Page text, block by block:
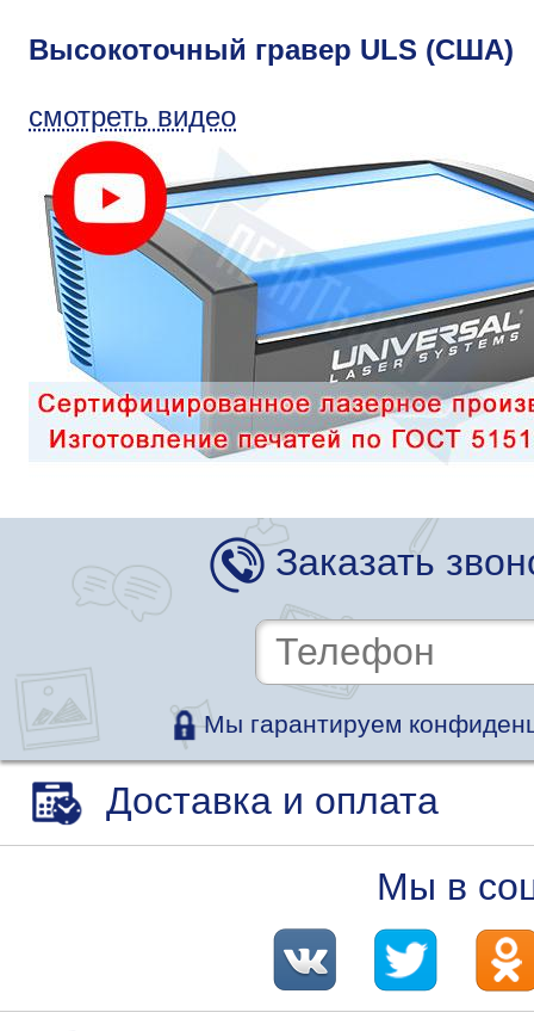
Высокоточный гравер ULS (США)
смотреть видео
Заказать
Мы гарантируем
Доставка и оплата
Мы в